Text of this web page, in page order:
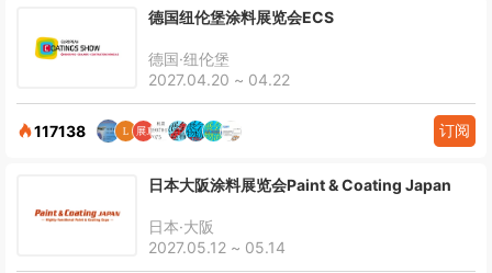
德国纽伦堡涂料展览会ECS
德国·纽伦堡
2027.04.20 ~ 04.22
117138 订阅
日本大阪涂料展览会Paint & Coating Japan
日本·大阪
2027.05.12 ~ 05.14